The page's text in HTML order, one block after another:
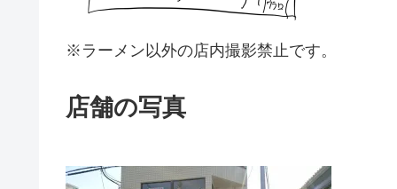
※ラーメン以外の店内撮影禁止です。
店舗の写真